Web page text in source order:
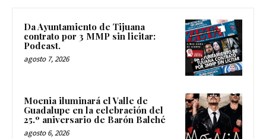
Da Ayuntamiento de Tijuana
contrato por 3 MMP sin licitar:
Podcast.
agosto 7, 2026
Moenia iluminará el Valle de
Guadalupe en la celebración del
25.º aniversario de Barón Balché
agosto 6, 2026